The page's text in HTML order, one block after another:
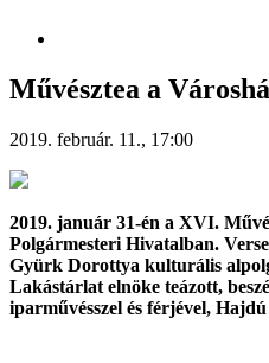
Művésztea a
2019. február. 11., 17:00
2019. január 31-én a XVI.
Polgármesteri Hivatalban.
Gyürk Dorottya kulturális
Lakástárlat elnöke teázott,
iparművésszel és férjével,